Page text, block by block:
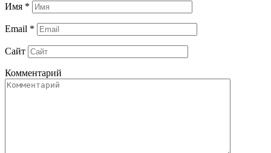
Имя *
Email *
Сайт
Комментарий